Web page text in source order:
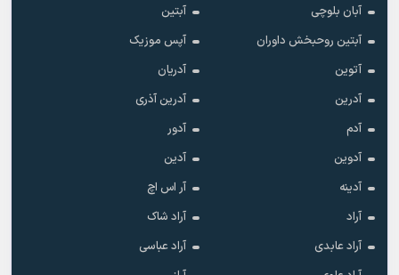
آبان بلوچی
آبتین
آبتین روحبخش داوران
آپس موزیک
آتوین
آدریان
آدرین
آدرین آذری
آدم
آدور
آدوین
آدین
آدینه
آر اس اچ
آراد
آراد شاک
آراد عابدی
آراد عباسی